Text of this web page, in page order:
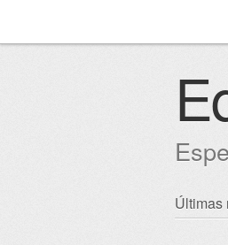
Main
Skip to
Últimas